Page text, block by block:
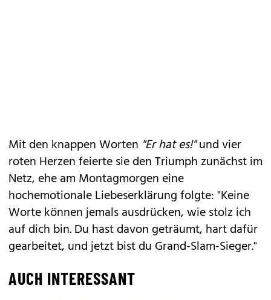
Mit den knappen Worten "Er hat es!"und vier
roten Herzen feierte sie den Triumph zunächst im
Netz, ehe am Montagmorgen eine
hochemotionale Liebeserklärung folgte: "Keine
Worte können jemals ausdrücken, wie stolz ich
auf dich bin. Du hast davon geträumt, hart dafür
gearbeitet, und jetzt bist du Grand-Slam-Sieger."
AUCH INTERESSANT